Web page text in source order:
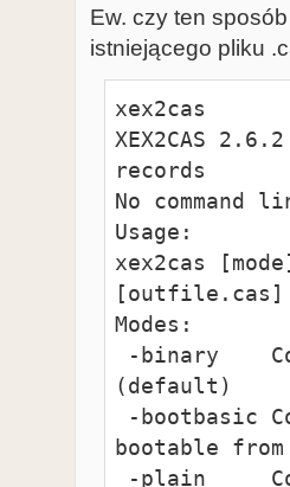
Ew. czy ten
istniejącego pliku
xex2cas
XEX2CAS
records
No command
Usage:
xex2cas
[outfile.cas]
Modes:
(default)
bootable